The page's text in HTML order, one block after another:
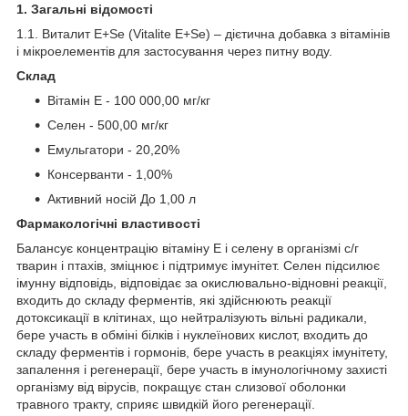
1. Загальні відомості
1.1. Виталит Е+Ѕе (Vitalite E+Se) – дієтична добавка з вітамінів
і мікроелементів для застосування через питну воду.
Склад
Вітамін Е - 100 000,00 мг/кг
Селен - 500,00 мг/кг
Емульгатори - 20,20%
Консерванти - 1,00%
Активний носій До 1,00 л
Фармакологічні властивості
Балансує концентрацію вітаміну Е і селену в організмі с/г
тварин і птахів, зміцнює і підтримує імунітет. Селен підсилює
імунну відповідь, відповідає за окислювально-відновні реакції,
входить до складу ферментів, які здійснюють реакції
дотоксикації в клітинах, що нейтралізують вільні радикали,
бере участь в обміні білків і нуклеїнових кислот, входить до
складу ферментів і гормонів, бере участь в реакціях імунітету,
запалення і регенерації, бере участь в імунологічному захисті
організму від вірусів, покращує стан слизової оболонки
травного тракту, сприяє швидкій його регенерації.